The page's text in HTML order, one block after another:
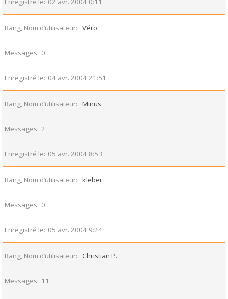
Rang, Nom d’utilisateur Véro
Messages 0
Enregistré le 04 avr. 2004 21:51
Rang, Nom d’utilisateur Minus
Messages 2
Enregistré le 05 avr. 2004 8:53
Rang, Nom d’utilisateur kleber
Messages 0
Enregistré le 05 avr. 2004 9:24
Rang, Nom d’utilisateur Christian P.
Messages 11